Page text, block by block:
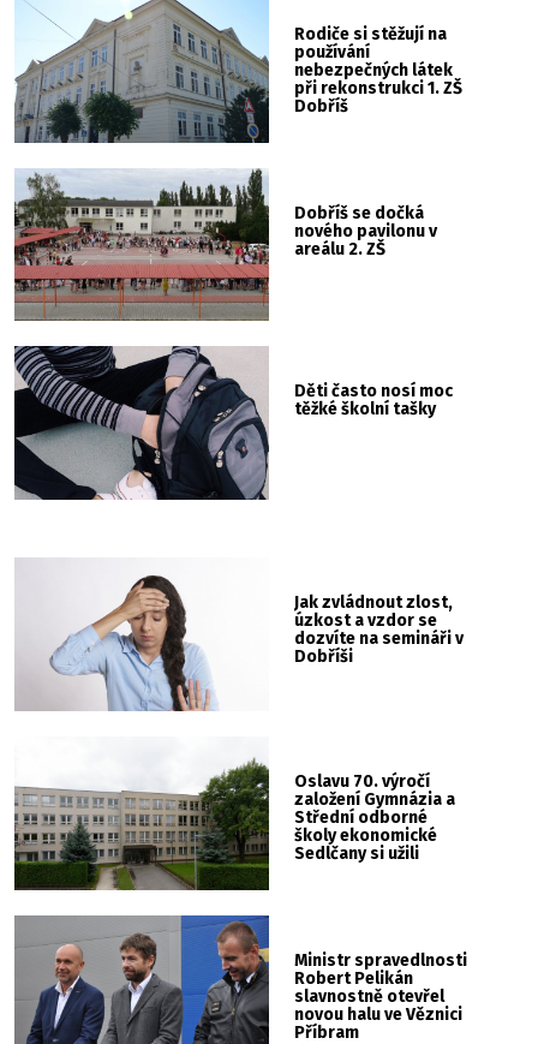
Rodiče si stěžují na
používání
nebezpečných látek
při rekonstrukci 1. ZŠ
Dobříš
Dobříš se dočká
nového pavilonu v
areálu 2. ZŠ
Děti často nosí moc
těžké školní tašky
Jak zvládnout zlost,
úzkost a vzdor se
dozvíte na semináři v
Dobříši
Oslavu 70. výročí
založení Gymnázia a
Střední odborné
školy ekonomické
Sedlčany si užili
Ministr spravedlnosti
Robert Pelikán
slavnostně otevřel
novou halu ve Věznici
Příbram